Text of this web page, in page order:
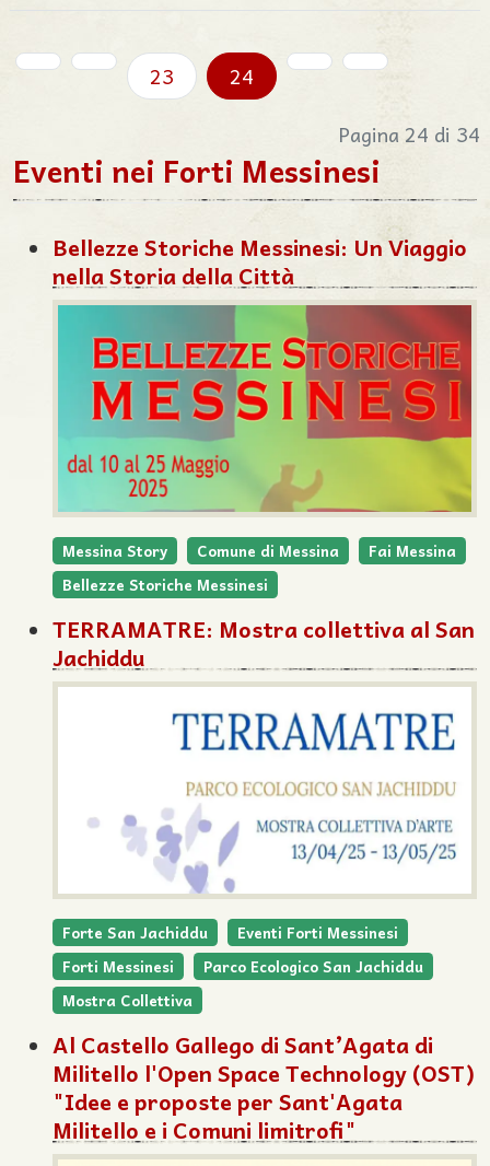
23
24
Pagina 24 di 34
Eventi nei Forti Messinesi
Bellezze Storiche Messinesi: Un Viaggio
nella Storia della Città
Messina Story Comune di Messina
Fai Messina
Bellezze Storiche Messinesi
TERRAMATRE: Mostra collettiva al San
Jachiddu
Forte San Jachiddu
Eventi Forti Messinesi
Forti Messinesi
Parco Ecologico San Jachiddu
Mostra Collettiva
Al Castello Gallego di Sant’Agata di
Militello l'Open Space Technology (OST)
"Idee e proposte per Sant'Agata
Militello e i Comuni limitrofi"